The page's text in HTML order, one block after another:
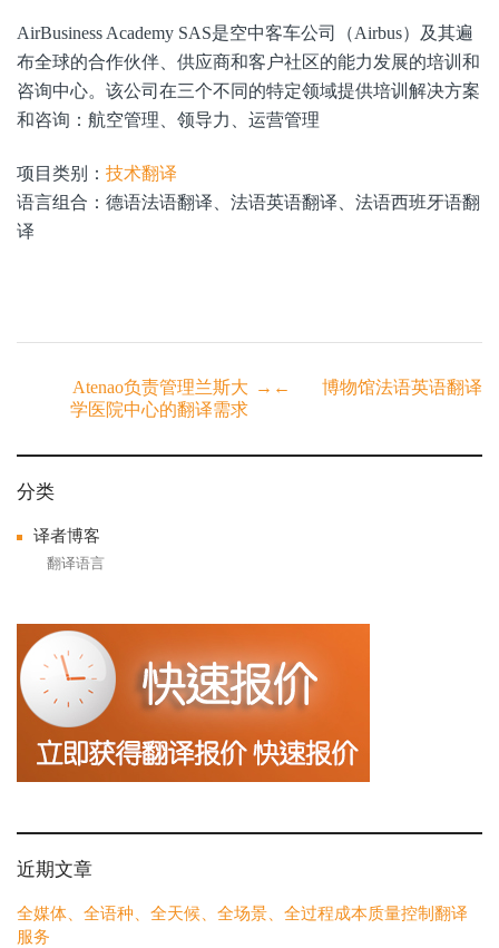
AirBusiness Academy SAS是空中客车公司（Airbus）及其遍
布全球的合作伙伴、供应商和客户社区的能力发展的培训和
咨询中心。该公司在三个不同的特定领域提供培训解决方案
和咨询：航空管理、领导力、运营管理
项目类别： 技术翻译
语言组合：德语法语翻译、法语英语翻译、法语西班牙语翻
译
Post
navigation
← 博物馆法语英语翻译
Atenao负责管理兰斯大
学医院中心的翻译需求
→
分类
译者博客
翻译语言
近期文章
全媒体、全语种、全天候、全场景、全过程成本质量控制翻译
服务